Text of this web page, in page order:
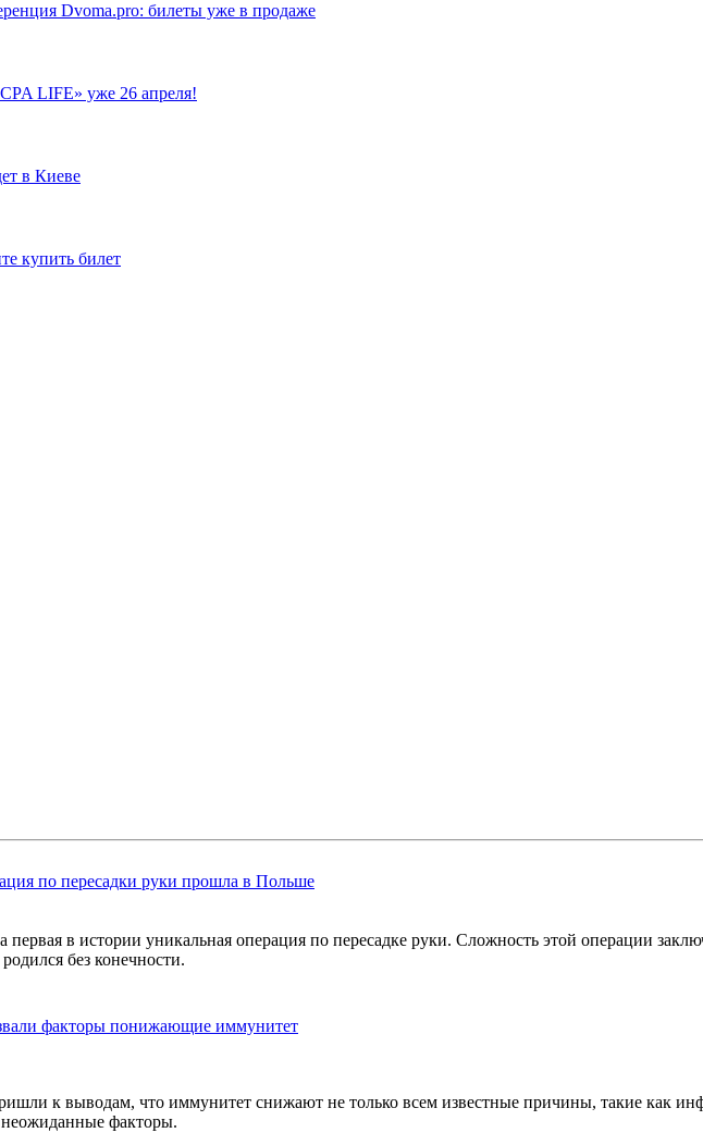
Dvoma.pro: билеты уже в продаже
LIFE» уже 26 апреля!
в Киеве
купить билет
по пересадки руки прошла в Польше
в истории уникальная операция по пересадке руки. Сложность этой операции
без конечности.
факторы понижающие иммунитет
к выводам, что иммунитет снижают не только всем известные причины, такие как
неожиданные факторы.